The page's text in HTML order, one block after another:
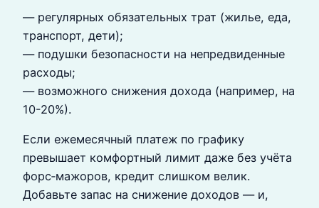
— регулярных обязательных трат (жилье, еда,
транспорт, дети);
— подушки безопасности на непредвиденные
расходы;
— возможного снижения дохода (например, на
10-20%).
Если ежемесячный платеж по графику
превышает комфортный лимит даже без учёта
форс‑мажоров, кредит слишком велик.
Добавьте запас на снижение доходов — и,